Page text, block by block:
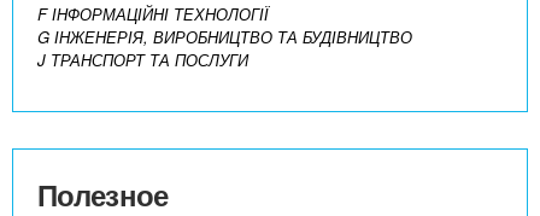
F ІНФОРМАЦІЙНІ ТЕХНОЛОГІЇ
G ІНЖЕНЕРІЯ, ВИРОБНИЦТВО ТА БУДІВНИЦТВО
J ТРАНСПОРТ ТА ПОСЛУГИ
Полезное